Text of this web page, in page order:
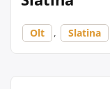
Olt , Slatina